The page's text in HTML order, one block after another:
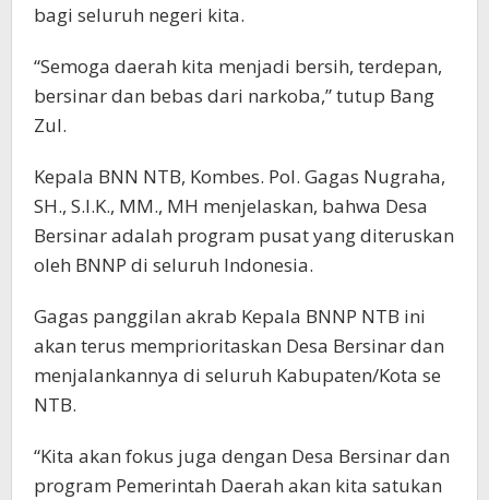
bagi seluruh negeri kita.
“Semoga daerah kita menjadi bersih, terdepan,
bersinar dan bebas dari narkoba,” tutup Bang
Zul.
Kepala BNN NTB, Kombes. Pol. Gagas Nugraha,
SH., S.I.K., MM., MH menjelaskan, bahwa Desa
Bersinar adalah program pusat yang diteruskan
oleh BNNP di seluruh Indonesia.
Gagas panggilan akrab Kepala BNNP NTB ini
akan terus memprioritaskan Desa Bersinar dan
menjalankannya di seluruh Kabupaten/Kota se
NTB.
“Kita akan fokus juga dengan Desa Bersinar dan
program Pemerintah Daerah akan kita satukan